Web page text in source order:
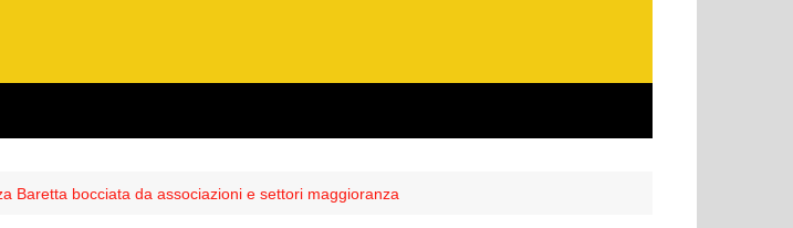
Baretta bocciata da associazioni e settori maggioranza